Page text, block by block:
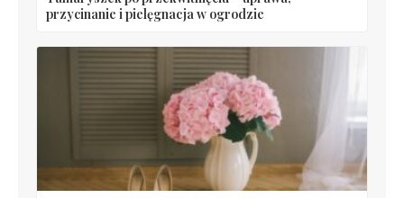
przycinanie i pielęgnacja w ogrodzie